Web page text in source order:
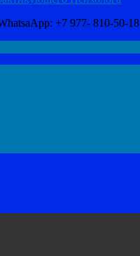
+7 977- 810-50-18